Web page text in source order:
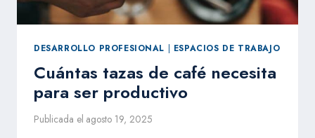
DESARROLLO PROFESIONAL | ESPACIOS DE TRABAJO
Cuántas tazas de café necesita
para ser productivo
Publicada el agosto 19, 2025